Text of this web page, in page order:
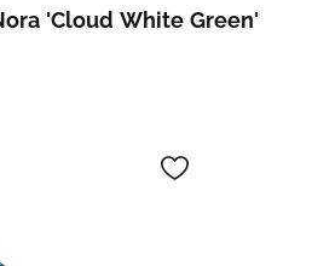
'Cloud White Green'